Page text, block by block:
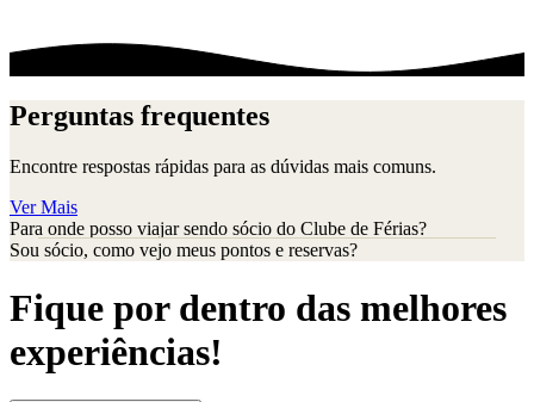
Perguntas frequentes
Encontre respostas rápidas para as dúvidas mais comuns.
Ver Mais
Para onde posso viajar sendo sócio do Clube de Férias?
Sou sócio, como vejo meus pontos e reservas?
Fique por dentro das melhores
experiências!